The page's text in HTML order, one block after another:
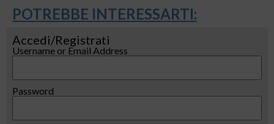
POTREBBE INTERESSARTI:
Accedi/Registrati
Username or Email Address
Password